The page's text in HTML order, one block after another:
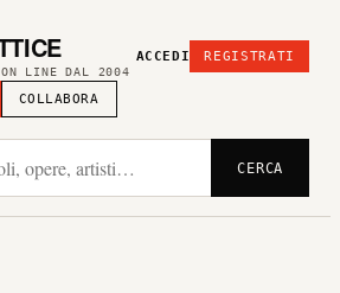
ON LINE DAL 2004
COLLABORA
ACCEDI REGISTRATI
CERCA